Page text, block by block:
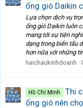
ống gió Daikin
Lựa chọn dịch vụ
ống gió Daikin luôn
mang tới sự tiện
dạng trong biến tấu
hơn nữa với những
haichaukinhdoanh
Hồ Chí Minh
Thi
ống gió nên